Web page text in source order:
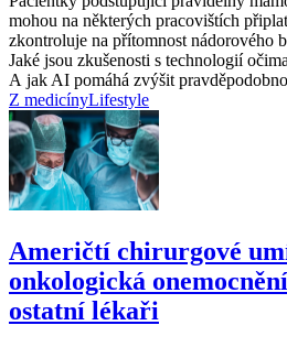
mohou na některých pracovištích
zkontroluje na přítomnost nádorového
Jaké jsou zkušenosti s technologií
A jak AI pomáhá zvýšit
Z medicínyLifestyle
Američtí chirurgové
onkologická
ostatní lékaři